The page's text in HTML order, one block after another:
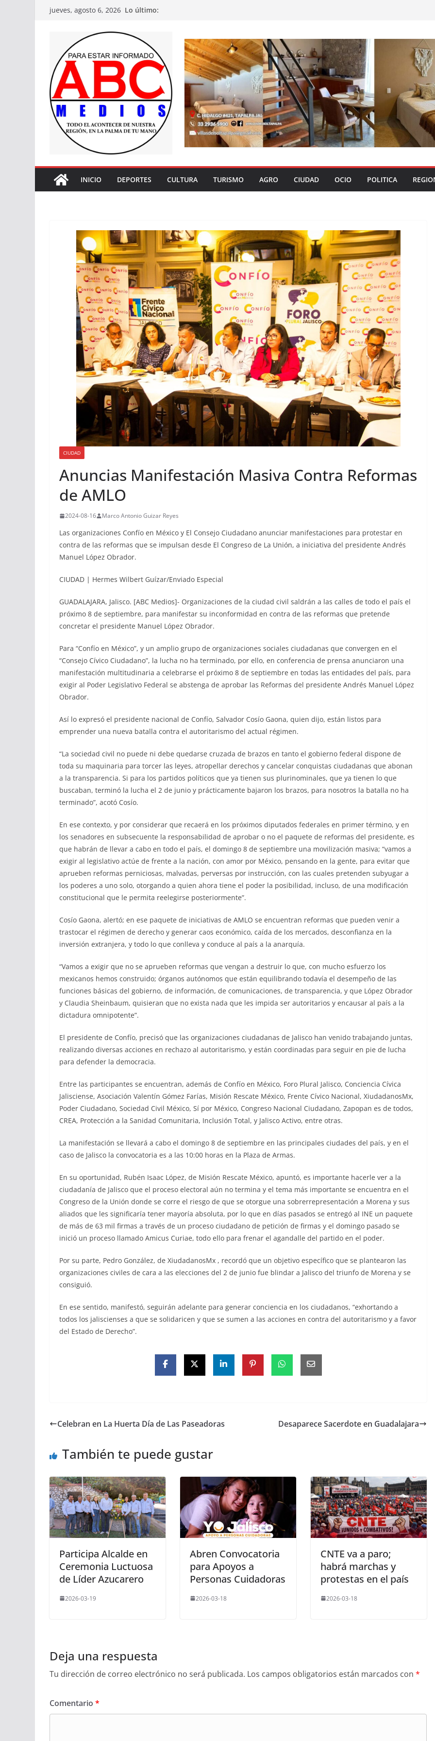
Saltarjueves, agosto 6, 2026 Lo último:
INICIO DEPORTES CULTURA TURISMO AGRO CIUDAD OCIO POLITICA
CIUDAD
Anuncias Manifestación Masiva Contra Reformas
de AMLO
2024-08-16 Marco Antonio Guizar Reyes
Las organizaciones Confío en México y El Consejo Ciudadano anunciar manifestaciones para protestar en
contra de las reformas que se impulsan desde El Congreso de La Unión, a iniciativa del presidente Andrés
Manuel López Obrador.
CIUDAD | Hermes Wilbert Guízar/Enviado Especial
GUADALAJARA, Jalisco. [ABC Medios]- Organizaciones de la ciudad civil saldrán a las calles de todo el país el
próximo 8 de septiembre, para manifestar su inconformidad en contra de las reformas que pretende
concretar el presidente Manuel López Obrador.
Para “Confío en México”, y un amplio grupo de organizaciones sociales ciudadanas que convergen en el
“Consejo Cívico Ciudadano”, la lucha no ha terminado, por ello, en conferencia de prensa anunciaron una
manifestación multitudinaria a celebrarse el próximo 8 de septiembre en todas las entidades del país, para
exigir al Poder Legislativo Federal se abstenga de aprobar las Reformas del presidente Andrés Manuel López
Obrador.
Así lo expresó el presidente nacional de Confío, Salvador Cosío Gaona, quien dijo, están listos para
emprender una nueva batalla contra el autoritarismo del actual régimen.
“La sociedad civil no puede ni debe quedarse cruzada de brazos en tanto el gobierno federal dispone de
toda su maquinaria para torcer las leyes, atropellar derechos y cancelar conquistas ciudadanas que abonan
a la transparencia. Si para los partidos políticos que ya tienen sus plurinominales, que ya tienen lo que
buscaban, terminó la lucha el 2 de junio y prácticamente bajaron los brazos, para nosotros la batalla no ha
terminado”, acotó Cosío.
En ese contexto, y por considerar que recaerá en los próximos diputados federales en primer término, y en
los senadores en subsecuente la responsabilidad de aprobar o no el paquete de reformas del presidente, es
que habrán de llevar a cabo en todo el país, el domingo 8 de septiembre una movilización masiva; “vamos a
exigir al legislativo actúe de frente a la nación, con amor por México, pensando en la gente, para evitar que
aprueben reformas perniciosas, malvadas, perversas por instrucción, con las cuales pretenden subyugar a
los poderes a uno solo, otorgando a quien ahora tiene el poder la posibilidad, incluso, de una modificación
constitucional que le permita reelegirse posteriormente”.
Cosío Gaona, alertó; en ese paquete de iniciativas de AMLO se encuentran reformas que pueden venir a
trastocar el régimen de derecho y generar caos económico, caída de los mercados, desconfianza en la
inversión extranjera, y todo lo que conlleva y conduce al país a la anarquía.
“Vamos a exigir que no se aprueben reformas que vengan a destruir lo que, con mucho esfuerzo los
mexicanos hemos construido; órganos autónomos que están equilibrando todavía el desempeño de las
funciones básicas del gobierno, de información, de comunicaciones, de transparencia, y que López Obrador
y Claudia Sheinbaum, quisieran que no exista nada que les impida ser autoritarios y encausar al país a la
dictadura omnipotente”.
El presidente de Confío, precisó que las organizaciones ciudadanas de Jalisco han venido trabajando juntas,
realizando diversas acciones en rechazo al autoritarismo, y están coordinadas para seguir en pie de lucha
para defender la democracia.
Entre las participantes se encuentran, además de Confío en México, Foro Plural Jalisco, Conciencia Cívica
Jalisciense, Asociación Valentín Gómez Farías, Misión Rescate México, Frente Cívico Nacional, XiudadanosMx,
Poder Ciudadano, Sociedad Civil México, Sí por México, Congreso Nacional Ciudadano, Zapopan es de todos,
CREA, Protección a la Sanidad Comunitaria, Inclusión Total, y Jalisco Activo, entre otras.
La manifestación se llevará a cabo el domingo 8 de septiembre en las principales ciudades del país, y en el
caso de Jalisco la convocatoria es a las 10:00 horas en la Plaza de Armas.
En su oportunidad, Rubén Isaac López, de Misión Rescate México, apuntó, es importante hacerle ver a la
ciudadanía de Jalisco que el proceso electoral aún no termina y el tema más importante se encuentra en el
Congreso de la Unión donde se corre el riesgo de que se otorgue una sobrerrepresentación a Morena y sus
aliados que les significaría tener mayoría absoluta, por lo que en días pasados se entregó al INE un paquete
de más de 63 mil firmas a través de un proceso ciudadano de petición de firmas y el domingo pasado se
inició un proceso llamado Amicus Curiae, todo ello para frenar el agandalle del partido en el poder.
Por su parte, Pedro González, de XiudadanosMx , recordó que un objetivo específico que se plantearon las
organizaciones civiles de cara a las elecciones del 2 de junio fue blindar a Jalisco del triunfo de Morena y se
consiguió.
En ese sentido, manifestó, seguirán adelante para generar conciencia en los ciudadanos, “exhortando a
todos los jaliscienses a que se solidaricen y que se sumen a las acciones en contra del autoritarismo y a favor
del Estado de Derecho”.
Celebran en La Huerta Día de Las Paseadoras Desaparece Sacerdote en Guadalajara
También te puede gustar
Participa Alcalde en
Ceremonia Luctuosa
de Líder Azucarero
2026-03-19
Abren Convocatoria
para Apoyos a
Personas Cuidadoras
2026-03-18
CNTE va a paro;
habrá marchas y
protestas en el país
2026-03-18
Deja una respuesta
Tu dirección de correo electrónico no será publicada. Los campos obligatorios están marcados con *
Comentario *